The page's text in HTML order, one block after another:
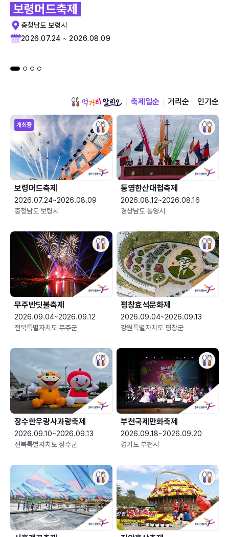
보령머드축제
충청남도 보령시
2026.07.24 ~ 2026.08.09
축제일순 거리순 인기순
개최중
보령머드축제
2026.07.24~2026.08.09
충청남도 보령시
통영한산대첩축제
2026.08.12~2026.08.16
경상남도 통영시
무주반딧불축제
2026.09.04~2026.09.12
전북특별자치도 무주군
평창효석문화제
2026.09.04~2026.09.13
강원특별자치도 평창군
장수한우랑사과랑축제
2026.09.10~2026.09.13
전북특별자치도 장수군
부천국제만화축제
2026.09.18~2026.09.20
경기도 부천시